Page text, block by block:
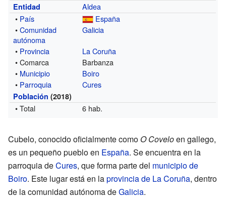
Entidad
Aldea
• País
España
•Comunidad
autónoma
Galicia
• Provincia
La Coruña
• Comarca
Barbanza
• Municipio
Boiro
• Parroquia Cures
Población (2018)
• Total 6 hab.
Cubelo, conocido oficialmente como O Coveloen gallego,
es un pequeño pueblo en España. Se encuentra en la
parroquia deCures, que forma parte del municipio de
Boiro. Este lugar está en laprovincia de La Coruña, dentro
de la comunidad autónoma deGalicia.